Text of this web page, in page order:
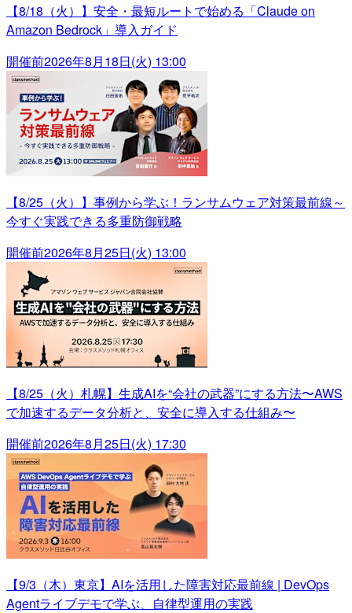
【8/18（火）】安全・最短ルートで始める「Claude on
Amazon Bedrock」導入ガイド
開催前2026年8月18日(火) 13:00
【8/25（火）】事例から学ぶ！ランサムウェア対策最前線～
今すぐ実践できる多重防御戦略
開催前2026年8月25日(火) 13:00
【8/25（火）札幌】生成AIを“会社の武器”にする方法〜AWS
で加速するデータ分析と、安全に導入する仕組み〜
開催前2026年8月25日(火) 17:30
【9/3（木）東京】AIを活用した障害対応最前線 | DevOps
Agentライブデモで学ぶ、自律型運用の実践